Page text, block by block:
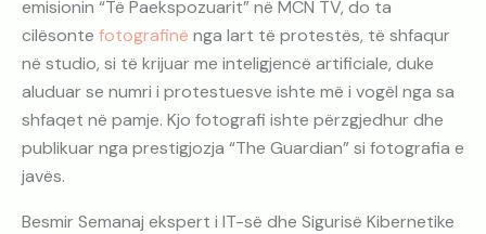
emisionin “Të Paekspozuarit” në MCN TV, do ta
cilësonte fotografinë nga lart të protestës, të shfaqur
në studio, si të krijuar me inteligjencë artificiale, duke
aluduar se numri i protestuesve ishte më i vogël nga sa
shfaqet në pamje. Kjo fotografi ishte përzgjedhur dhe
publikuar nga prestigjozja “The Guardian” si fotografia e
javës.
Besmir Semanaj ekspert i IT-së dhe Sigurisë Kibernetike